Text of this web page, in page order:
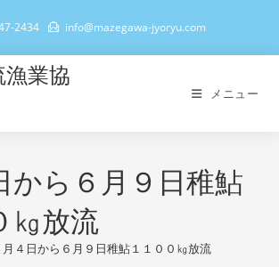
2434 info@mazegawa-jyoryu.com
業協
メニュー
から６月９日稚鮎
㎏放流
月４日から６月９日稚鮎１１００㎏放流